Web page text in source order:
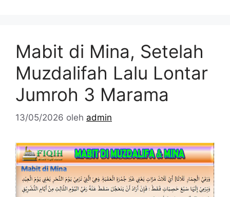
Mabit di Mina, Setelah
Muzdalifah Lalu Lontar
Jumroh 3 Marama
13/05/2026 oleh admin